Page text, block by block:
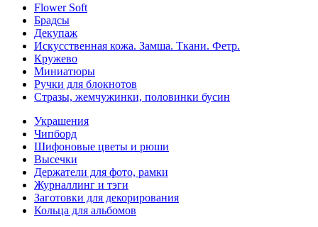
Flower Soft
Брадсы
Декупаж
Искусственная кожа. Замша. Ткани. Фетр.
Кружево
Миниатюры
Ручки для блокнотов
Стразы, жемчужинки, половинки бусин
Украшения
Чипборд
Шифоновые цветы и рюши
Высечки
Держатели для фото, рамки
Журналлинг и тэги
Заготовки для декорирования
Кольца для альбомов